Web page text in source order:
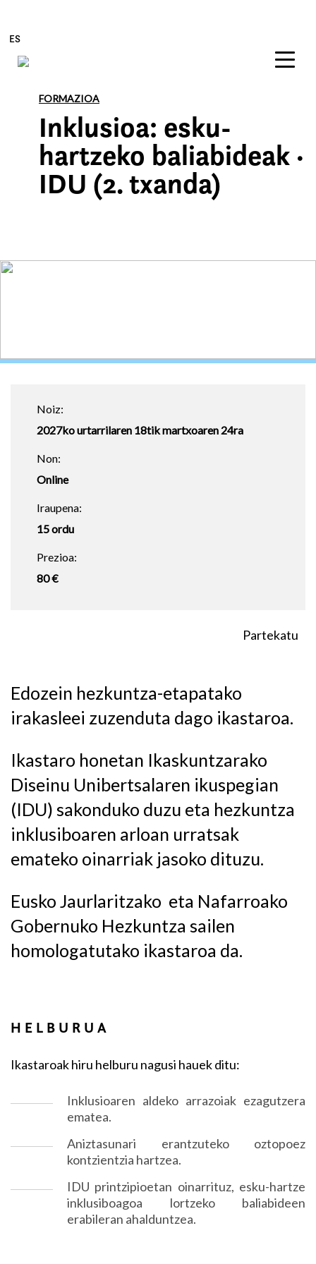
Edukira zuzenean joan
ES
FORMAZIOA
Inklusioa: esku-
hartzeko baliabideak ·
IDU (2. txanda)
Noiz:
2027ko urtarrilaren 18tik martxoaren 24ra
Non:
Online
Iraupena:
15 ordu
Prezioa:
80 €
Partekatu
Edozein hezkuntza-etapatako
irakasleei zuzenduta dago ikastaroa.
Ikastaro honetan Ikaskuntzarako
Diseinu Unibertsalaren ikuspegian
(IDU) sakonduko duzu eta hezkuntza
inklusiboaren arloan urratsak
emateko oinarriak jasoko dituzu.
Eusko Jaurlaritzako eta Nafarroako
Gobernuko Hezkuntza sailen
homologatutako ikastaroa da.
HELBURUA
Ikastaroak hiru helburu nagusi hauek ditu:
Inklusioaren aldeko arrazoiak ezagutzera
ematea.
Aniztasunari erantzuteko oztopoez
kontzientzia hartzea.
IDU printzipioetan oinarrituz, esku-hartze
inklusiboagoa lortzeko baliabideen
erabileran ahalduntzea.